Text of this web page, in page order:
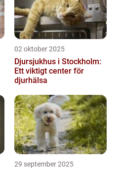
02 oktober 2025
Djursjukhus i Stockholm:
Ett viktigt center för
djurhälsa
29 september 2025